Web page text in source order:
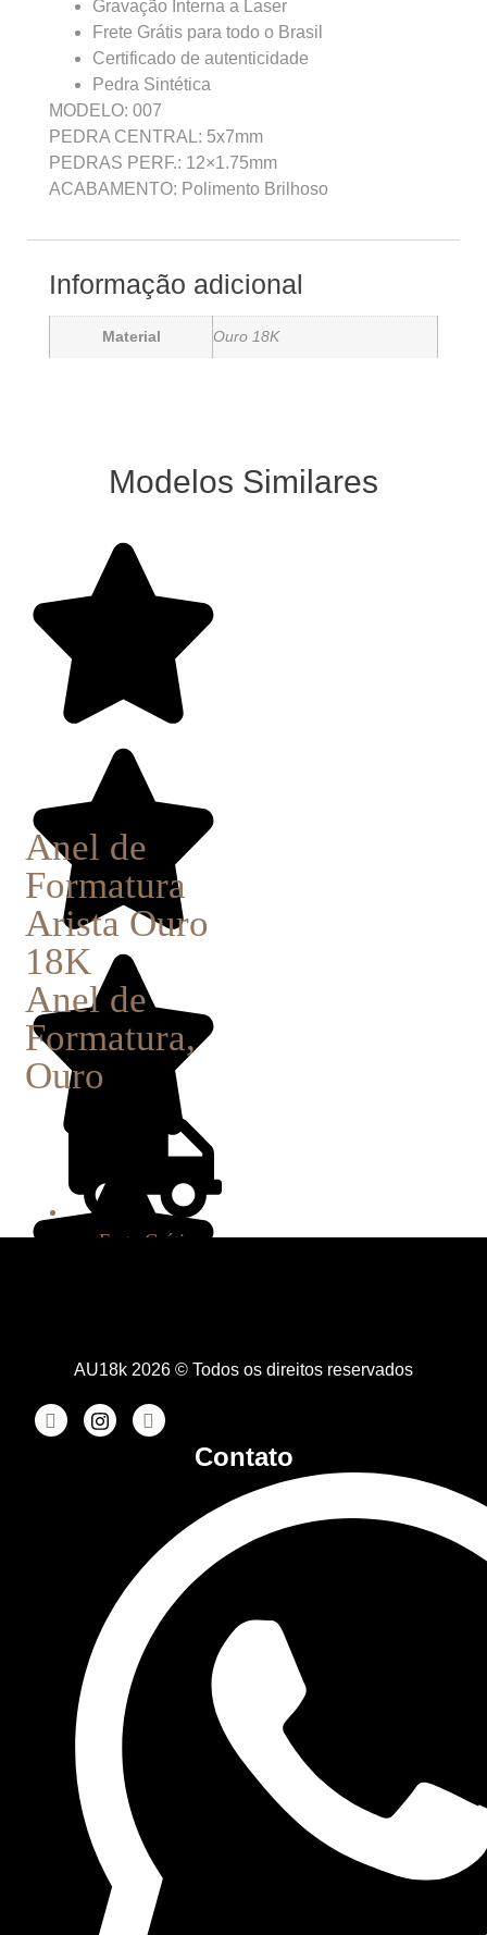
Gravação Interna a Laser
Frete Grátis para todo o Brasil
Certificado de autenticidade
Pedra Sintética
MODELO: 007
PEDRA CENTRAL: 5x7mm
PEDRAS PERF.: 12×1.75mm
ACABAMENTO: Polimento Brilhoso
Informação adicional
Material Ouro 18K
Modelos Similares
Anel de
Formatura
Arista Ouro
18K
Anel de
Formatura,
Ouro
Frete Grátis
AU18k 2026 © Todos os direitos reservados
Contato